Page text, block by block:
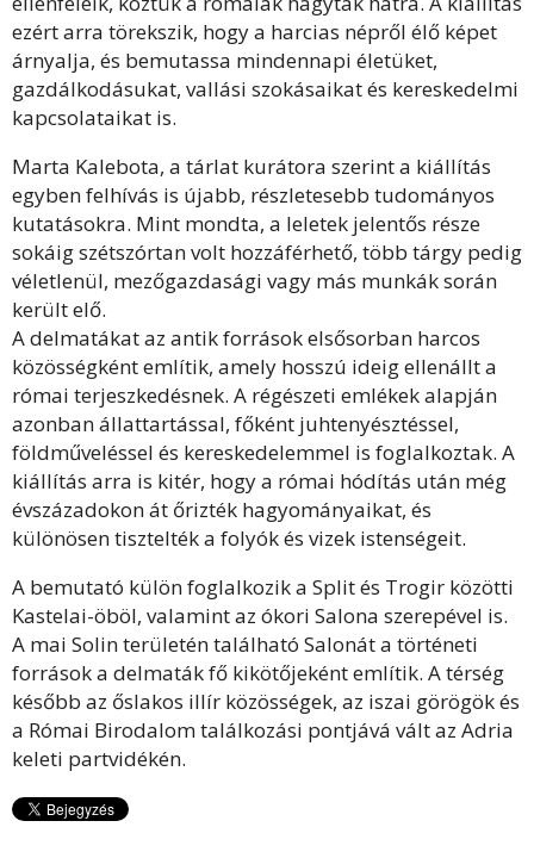
ezért arra törekszik, hogy a harcias népről élő képet
árnyalja, és bemutassa mindennapi életüket,
gazdálkodásukat, vallási szokásaikat és kereskedelmi
kapcsolataikat is.
Marta Kalebota, a tárlat kurátora szerint a kiállítás
egyben felhívás is újabb, részletesebb tudományos
kutatásokra. Mint mondta, a leletek jelentős része
sokáig szétszórtan volt hozzáférhető, több tárgy pedig
véletlenül, mezőgazdasági vagy más munkák során
került elő.
A delmatákat az antik források elsősorban harcos
közösségként említik, amely hosszú ideig ellenállt a
római terjeszkedésnek. A régészeti emlékek alapján
azonban állattartással, főként juhtenyésztéssel,
földműveléssel és kereskedelemmel is foglalkoztak. A
kiállítás arra is kitér, hogy a római hódítás után még
évszázadokon át őrizték hagyományaikat, és
különösen tisztelték a folyók és vizek istenségeit.
A bemutató külön foglalkozik a Split és Trogir közötti
Kastelai-öböl, valamint az ókori Salona szerepével is.
A mai Solin területén található Salonát a történeti
források a delmaták fő kikötőjeként említik. A térség
később az őslakos illír közösségek, az iszai görögök és
a Római Birodalom találkozási pontjává vált az Adria
keleti partvidékén.